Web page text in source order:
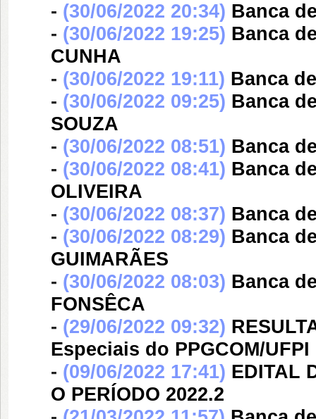
- (30/06/2022 20:34) Banca
- (30/06/2022 19:25) Banca
CUNHA
- (30/06/2022 19:11) Banca
- (30/06/2022 09:25) Banca
SOUZA
- (30/06/2022 08:51) Banca
- (30/06/2022 08:41) Banca
OLIVEIRA
- (30/06/2022 08:37) Banca
- (30/06/2022 08:29) Banca
GUIMARÃES
- (30/06/2022 08:03) Banca
FONSÊCA
- (29/06/2022 09:32)
Especiais do PPGCOM/UFPI
- (09/06/2022 17:41) EDITAL
O PERÍODO 2022.2